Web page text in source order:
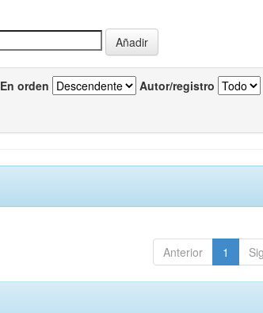
En orden Autor/registro
Anterior 1